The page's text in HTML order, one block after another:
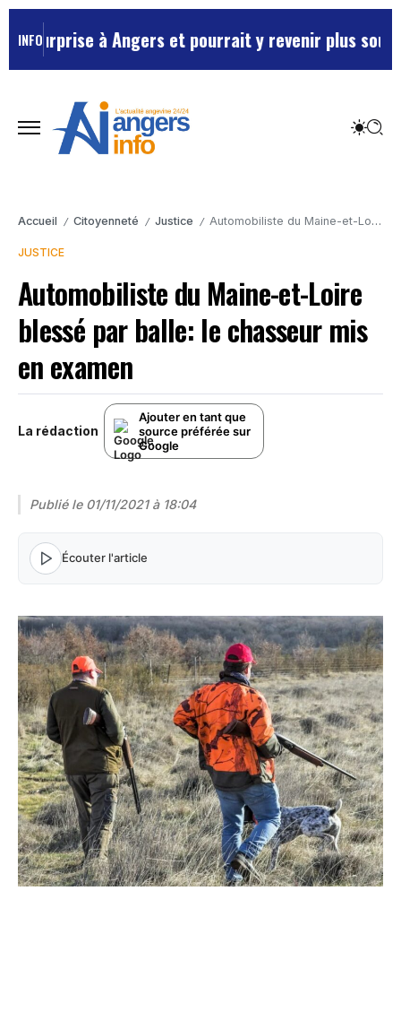
INFO à Angers et pourrait y revenir plus souvent …
Accueil / Citoyenneté / Justice / Automobiliste du Maine-et-Loire blessé par balle: le chasseur mis en examen
JUSTICE
Automobiliste du Maine-et-Loire
blessé par balle: le chasseur mis
en examen
La rédaction
Ajouter en tant que
source préférée sur
Google
Publié le 01/11/2021 à 18:04
Écouter l'article